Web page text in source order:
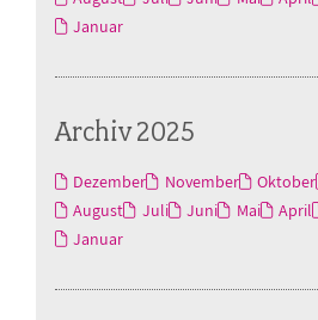
Januar
Archiv 2025
Dezember November Oktober
August
Juli Juni Mai April
Januar